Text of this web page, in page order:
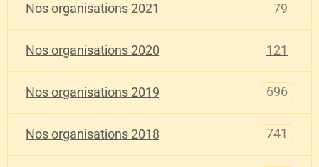
Nos organisations 2021 79
Nos organisations 2020 121
Nos organisations 2019 696
Nos organisations 2018 741